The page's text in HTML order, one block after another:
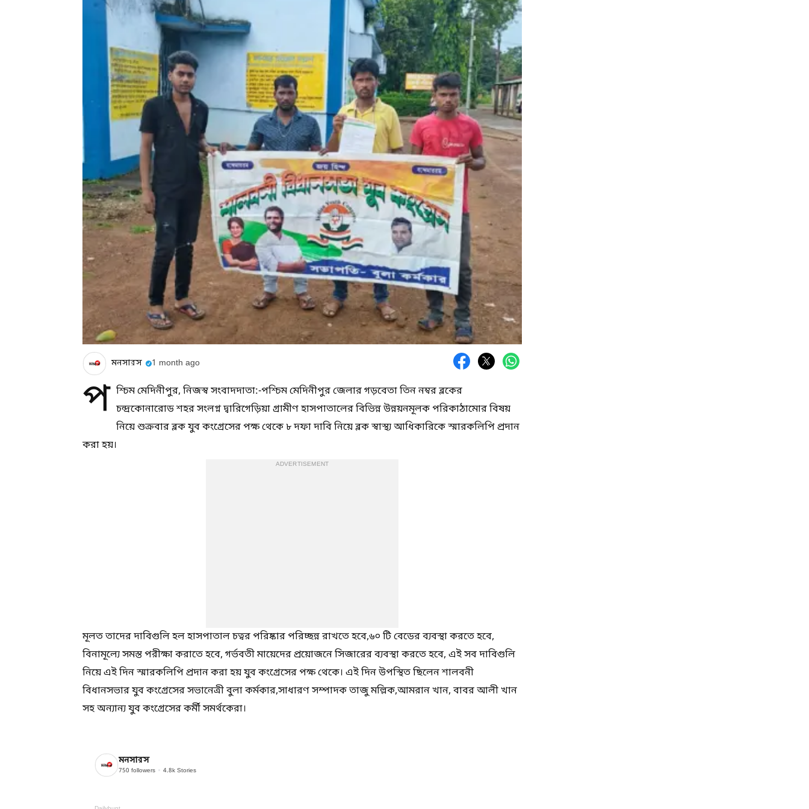
মনসারস 1 month ago
প শ্চিম মেদিনীপুর, নিজস্ব সংবাদদাতা:-পশ্চিম মেদিনীপুর জেলার গড়বেতা তিন নম্বর ব্লকের
চন্দ্রকোনারোড শহর সংলগ্ন দ্বারিগেড়িয়া গ্রামীণ হাসপাতালের বিভিন্ন উন্নয়নমূলক পরিকাঠামোর বিষয়
নিয়ে শুক্রবার ব্লক যুব কংগ্রেসের পক্ষ থেকে ৮ দফা দাবি নিয়ে ব্লক স্বাস্থ্য আধিকারিকে স্মারকলিপি প্রদান
করা হয়।
ADVERTISEMENT
মূলত তাদের দাবিগুলি হল হাসপাতাল চত্বর পরিষ্কার পরিচ্ছন্ন রাখতে হবে,৬০ টি বেডের ব্যবস্থা করতে হবে,
বিনামূল্যে সমস্ত পরীক্ষা করাতে হবে, গর্ভবতী মায়েদের প্রয়োজনে সিজারের ব্যবস্থা করতে হবে, এই সব দাবিগুলি
নিয়ে এই দিন স্মারকলিপি প্রদান করা হয় যুব কংগ্রেসের পক্ষ থেকে। এই দিন উপস্থিত ছিলেন শালবনী
বিধানসভার যুব কংগ্রেসের সভানেত্রী বুলা কর্মকার,সাধারণ সম্পাদক তাজু মল্লিক,আমরান খান, বাবর আলী খান
সহ অন্যান্য যুব কংগ্রেসের কর্মী সমর্থকেরা।
মনসারস
750 followers 4.8k Stories